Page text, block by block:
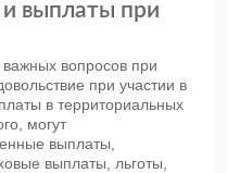
выплаты при
вопросов при
при участии в
в территориальных
могут
выплаты,
выплаты, льготы,